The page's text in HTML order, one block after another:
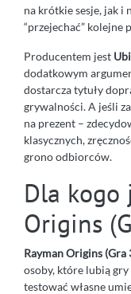
na krótkie sesje, jak i
“przejechać” kolejne
Producentem jest
dodatkowym
dostarcza tytuły
grywalności. A jeśli
na prezent –
klasycznych,
grono odbiorców.
Dla kogo
Origins
Rayman Origins (Gra
osoby, które lubią
testować własne